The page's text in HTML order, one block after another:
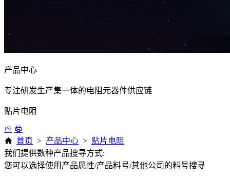
产品中心
专注研发生产集一体的电阻元器件供应链
贴片电阻
首页 > 产品中心 > 贴片电阻
我们提供数种产品搜寻方式:
您可以选择使用产品属性/产品料号/其他公司的料号搜寻